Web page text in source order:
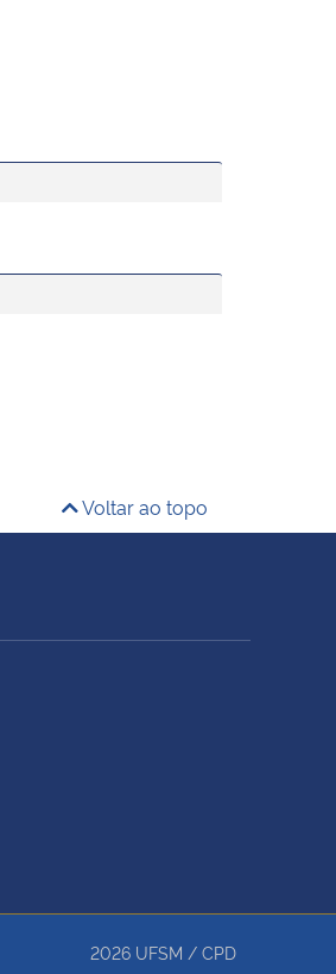
Voltar ao topo
2026 UFSM / CPD